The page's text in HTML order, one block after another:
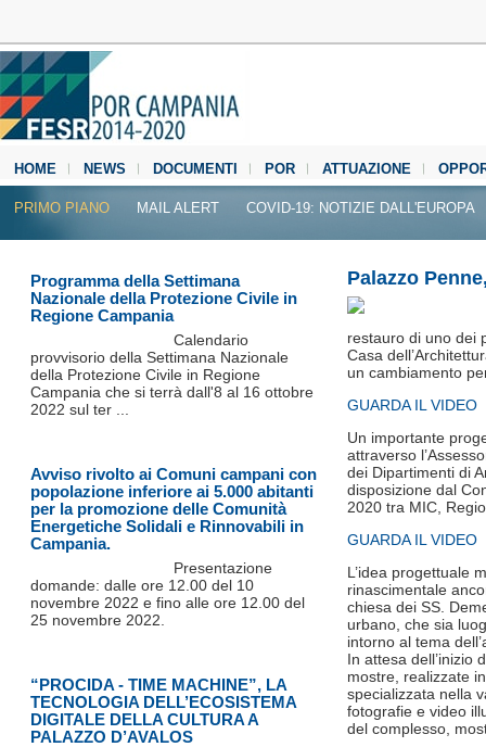
HOME NEWS DOCUMENTI POR ATTUAZIONE
MEDIA CENTER
PRIMO PIANO MAIL ALERT COVID-19: NOTIZIE DALL'EUROPA
Palazzo
restauro di uno dei
Casa
un cambiamento
GUARDA IL VIDEO
Un importante
attraverso
dei Dipartimenti di
disposizione dal
2020 tra MIC,
GUARDA IL VIDEO
L’idea progettuale
rinascimentale
chiesa dei SS.
urbano, che sia
intorno al tema
In attesa dell’inizio
mostre, realizzate
specializzata nella
fotografie e video
del complesso,
Programma della Settimana
Nazionale della Protezione Civile in
Regione Campania
Calendario
provvisorio della Settimana Nazionale
della Protezione Civile in Regione
Campania che si terrà dall'8 al 16 ottobre
2022 sul ter ...
Avviso rivolto ai Comuni campani con
popolazione inferiore ai 5.000 abitanti
per la promozione delle Comunità
Energetiche Solidali e Rinnovabili in
Campania.
Presentazione
domande: dalle ore 12.00 del 10
novembre 2022 e fino alle ore 12.00 del
25 novembre 2022.
“PROCIDA - TIME MACHINE”, LA
TECNOLOGIA DELL’ECOSISTEMA
DIGITALE DELLA CULTURA A
PALAZZO D’AVALOS